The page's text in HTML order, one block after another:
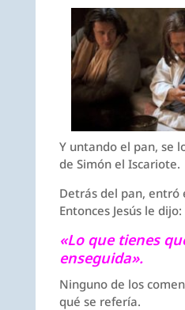
Y untando el pan, se
de Simón el Iscariote.
Detrás del pan, entró
Entonces Jesús le dijo:
«Lo que tienes
enseguida».
Ninguno de los
qué se refería.